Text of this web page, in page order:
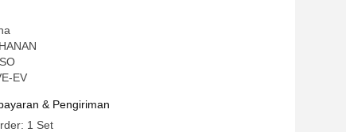
EV
& Pengiriman
1 Set